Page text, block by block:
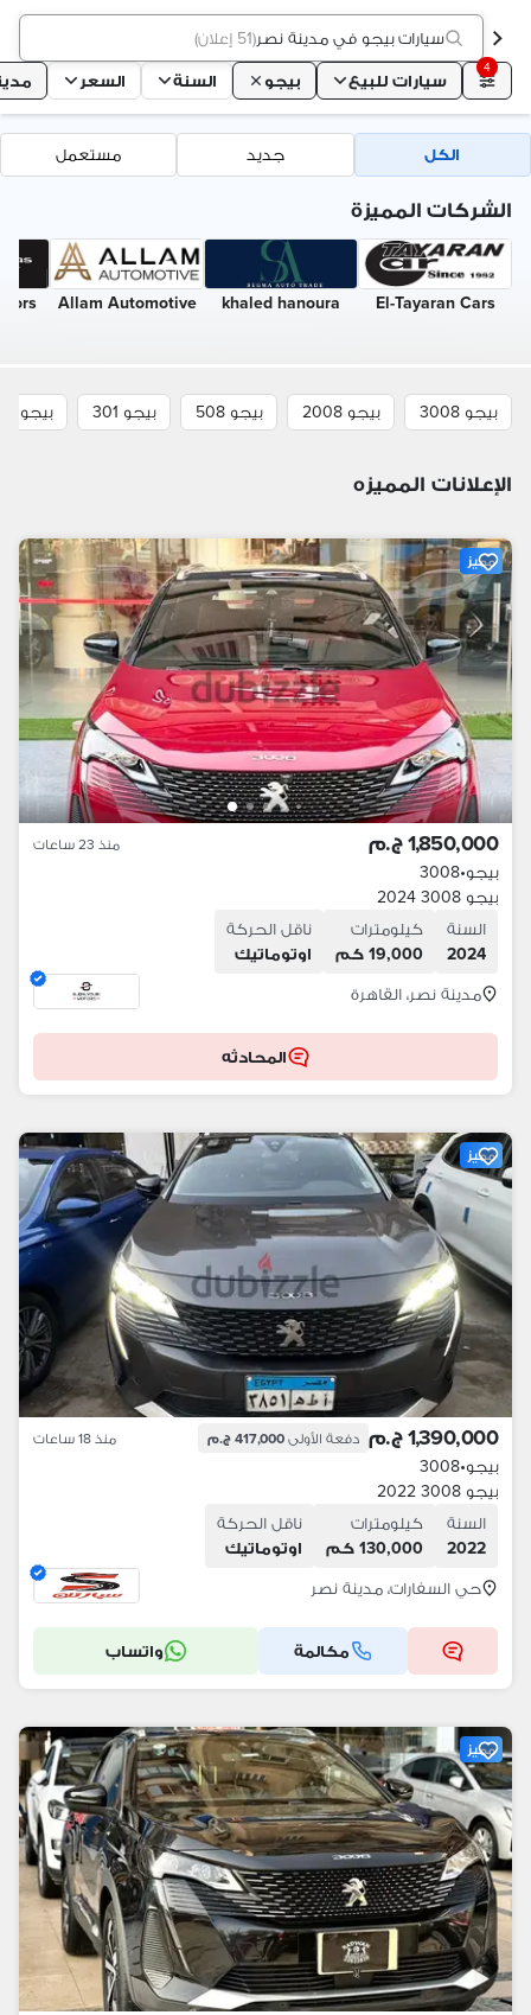
سيارات بيجو في مدينة نصر(51 إعلان )
4
سيارات للبيع بيجو السنة السعر
الكل جديد مستعمل
الشركات المميزة
El-Tayaran Cars
khaled hanoura
Allam Automotive
بيجو 3008 بيجو 2008 بيجو 508 بيجو 301 بيجو 408
الإعلانات المميزه
مميز
1,850,000 ج.م منذ 23 ساعات
بيجو•
3008
بيجو 3008 2024
السنة
2024
كيلومترات
19,000 كم
ناقل الحركة
اوتوماتيك
مدينة نصر، القاهرة
المحادثه
مميز
1,390,000 ج.م دفعة الأولى 417,000 ج.م منذ 18 ساعات
بيجو•
3008
بيجو 3008 2022
السنة
2022
كيلومترات
130,000 كم
ناقل الحركة
اوتوماتيك
حي السفارات، مدينة نصر
مكالمة واتساب
مميز